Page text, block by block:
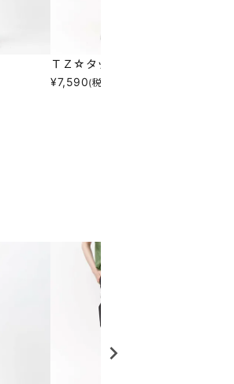
ＴＺ☆タックテーパーＰＴ
¥7,590(税込)